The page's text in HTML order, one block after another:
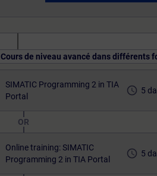
Cours de niveau avancé dans différents
SIMATIC Programming 2 in TIA
Portal
access_time 5
OR
Online training: SIMATIC
Programming 2 in TIA Portal
access_time 5